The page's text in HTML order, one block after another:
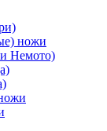
ножи
Немото)